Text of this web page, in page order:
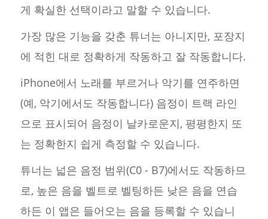
게 확실한 선택이라고 말할 수 있습니다.
가장 많은 기능을 갖춘 튜너는 아니지만, 포장지
에 적힌 대로 정확하게 작동하고 잘 작동합니다.
iPhone에서 노래를 부르거나 악기를 연주하면
(예, 악기에서도 작동합니다) 음정이 트랙 라인
으로 표시되어 음정이 날카로운지, 평평한지 또
는 정확한지 쉽게 측정할 수 있습니다.
튜너는 넓은 음정 범위(C0 - B7)에서도 작동하므
로, 높은 음을 벨트로 벨팅하든 낮은 음을 연습
하든 이 앱은 들어오는 음을 등록할 수 있습니